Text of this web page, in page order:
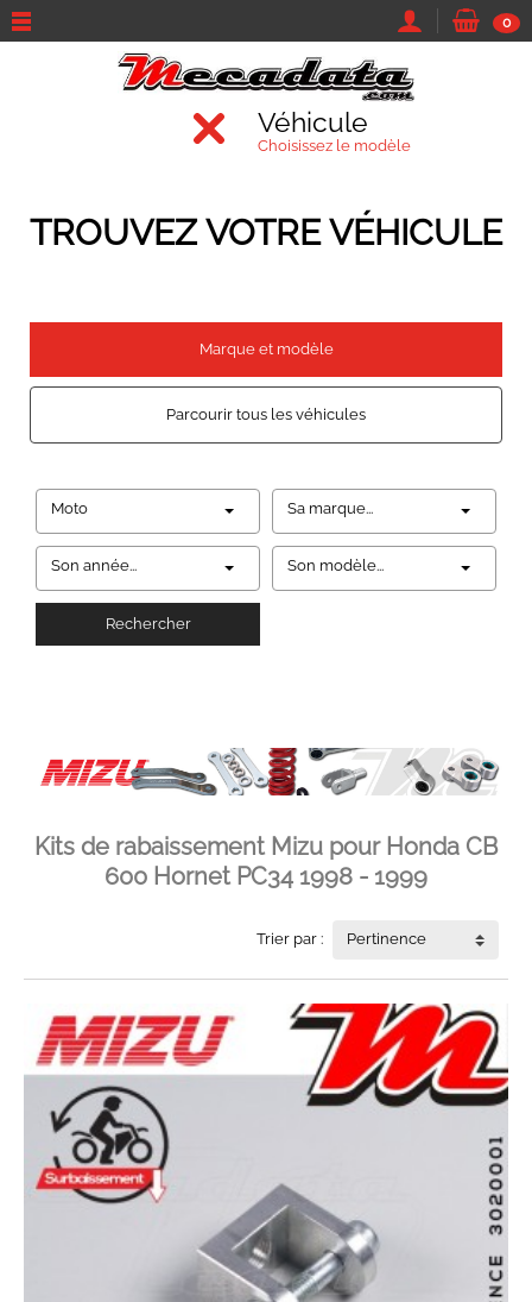
0
Véhicule
Choisissez le modèle
TROUVEZ VOTRE VÉHICULE
Marque et modèle
Parcourir tous les véhicules
Moto Sa marque...
Son année... Son modèle...
Rechercher
Kits de rabaissement Mizu pour Honda CB
600 Hornet PC34 1998 - 1999
Trier par : Pertinence